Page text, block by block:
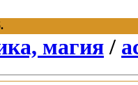
магия /